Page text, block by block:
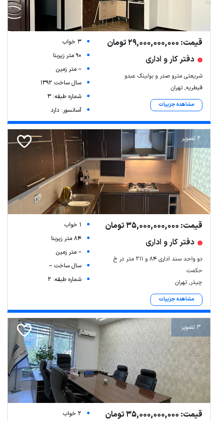
Leaflet| Map data ©ariamarz.com
قیمت: 29,000,000,000 تومان
دفتر کار و اداری
شریعتی مترو صدر و بولینگ عبدو
قیطریه, تهران
مشاهده جزییات
3 خواب
90 متر زیربنا
-- متر زمین
سال ساخت 1392
شماره طبقه: 3
آسانسور: دارد
2 تصویر
قیمت: 35,000,000,000 تومان
دفتر کار و اداری
دو واحد سند اداری ۸۴ و ۲۱۱ متر در خ
حکمت
چیذر, تهران
مشاهده جزییات
1 خواب
84 متر زیربنا
-- متر زمین
سال ساخت --
شماره طبقه: 2
3 تصویر
قیمت: 35,000,000,000 تومان
2 خواب